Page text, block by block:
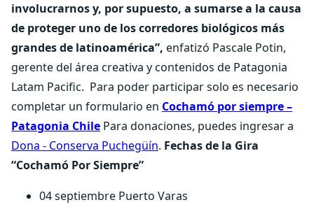
involucrarnos y, por supuesto, a sumarse a la causa
de proteger uno de los corredores biológicos más
grandes de latinoamérica”, enfatizó Pascale Potin,
gerente del área creativa y contenidos de Patagonia
Latam Pacific. Para poder participar solo es necesario
completar un formulario en Cochamó por siempre –
Patagonia Chile Para donaciones, puedes ingresar a
Dona - Conserva Puchegüín. Fechas de la Gira
“Cochamó Por Siempre”
04 septiembre Puerto Varas